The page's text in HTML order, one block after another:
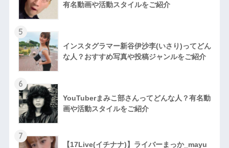
有名動画や活動スタイルをご紹介
5
インスタグラマー新谷伊沙李(いさり)ってどん
な⼈？おすすめ写真や投稿ジャンルをご紹介
6
YouTuberまみこ部さんってどんな⼈？有名動
画や活動スタイルをご紹介
7
【17Live(イチナナ)】ライバーまっか_mayu